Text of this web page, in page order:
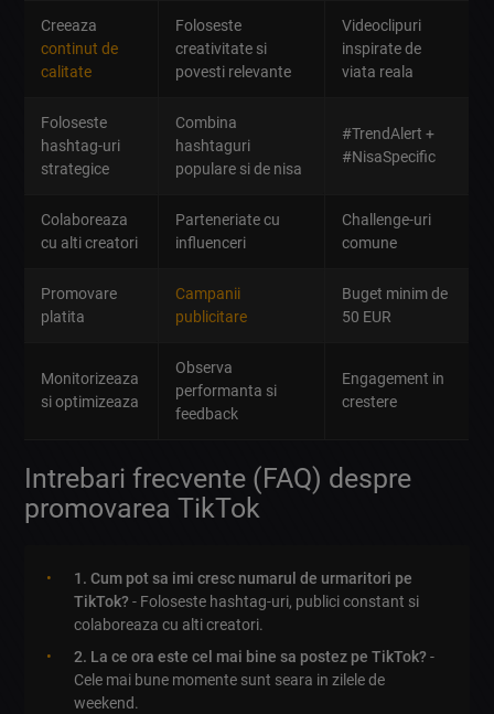
Creeaza
continut de
calitate
Foloseste
creativitate si
povesti relevante
Videoclipuri
inspirate de
viata reala
Foloseste
hashtag-uri
strategice
Combina
hashtaguri
populare si de nisa
#TrendAlert +
#NisaSpecific
Colaboreaza
cu alti creatori
Parteneriate cu
influenceri
Challenge-uri
comune
Promovare
platita
Campanii
publicitare
Buget minim de
50 EUR
Monitorizeaza
si optimizeaza
Observa
performanta si
feedback
Engagement in
crestere
Intrebari frecvente (FAQ) despre
promovarea TikTok
1. Cum pot sa imi cresc numarul de urmaritori pe
TikTok?- Foloseste hashtag-uri, publici constant si
colaboreaza cu alti creatori.
2. La ce ora este cel mai bine sa postez pe TikTok?-
Cele mai bune momente sunt seara in zilele de
weekend.